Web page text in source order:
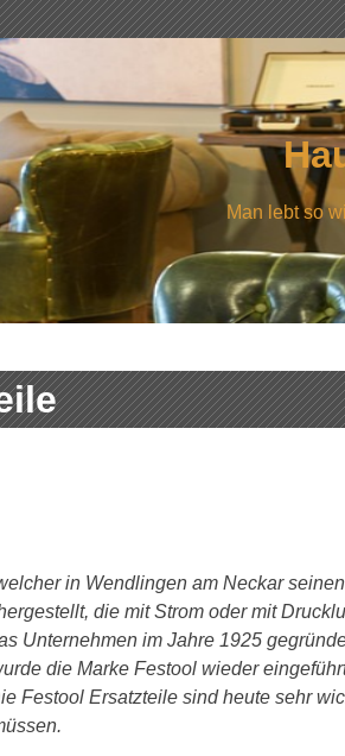
Man lebt so
in Wendlingen am Neckar
die mit Strom oder mit
Unternehmen im Jahre 1925
die Marke Festool wieder
Festool Ersatzteile sind heute sehr